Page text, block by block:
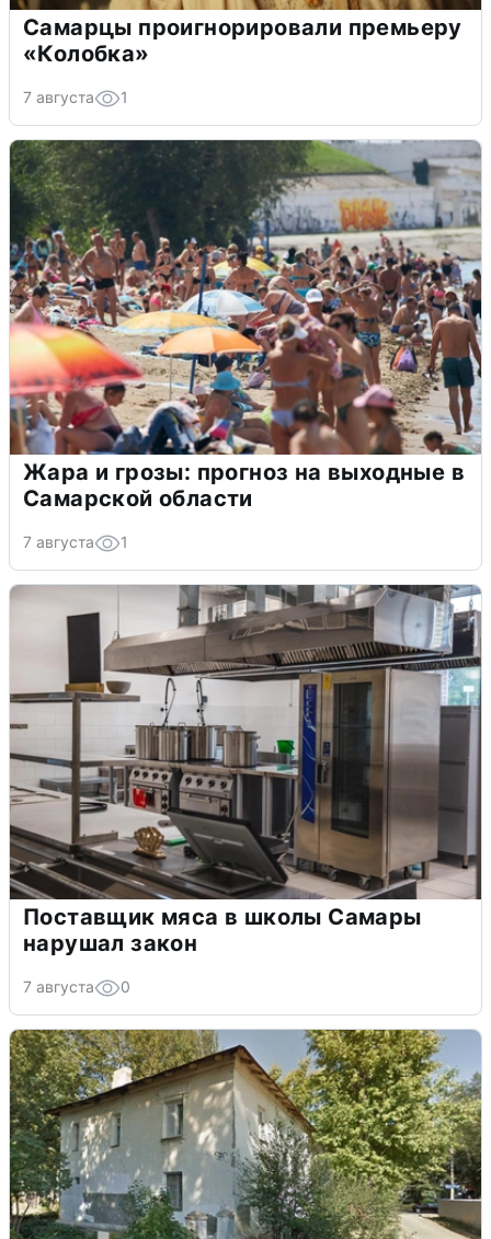
Самарцы проигнорировали премьеру
«Колобка»
7 августа 1
Жара и грозы: прогноз на выходные в
Самарской области
7 августа 1
Поставщик мяса в школы Самары
нарушал закон
7 августа 0